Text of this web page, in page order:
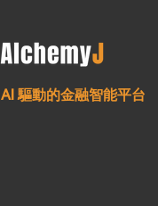
AI 驅動的金融智能平台